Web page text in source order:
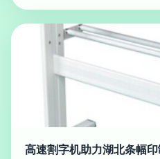
高速割字机助力湖北条幅